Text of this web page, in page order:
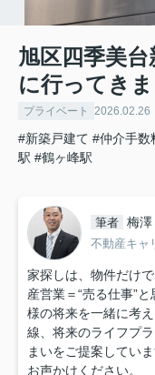
旭区四季美
に行ってきま
プライベート 2026.02.26
#新築戸建て #仲介手数
駅 #鶴ヶ峰駅
筆者 梅澤
不動産キャ
家探しは、物件だけ
産営業＝“売る仕事”
様の将来を一緒に考
線、将来のライフプ
まいをご提案してい
お声かけください。